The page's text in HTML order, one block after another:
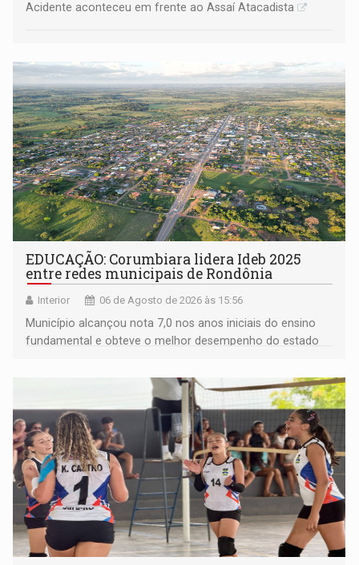
Acidente aconteceu em frente ao Assaí Atacadista
EDUCAÇÃO: Corumbiara lidera Ideb 2025
entre redes municipais de Rondônia
Interior 06 de Agosto de 2026 às 15:56
Município alcançou nota 7,0 nos anos iniciais do ensino
fundamental e obteve o melhor desempenho do estado